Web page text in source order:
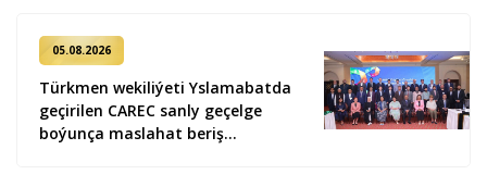
05.08.2026
Türkmen wekiliýeti Yslamabatda
geçirilen CAREC sanly geçelge
boýunça maslahat beriş